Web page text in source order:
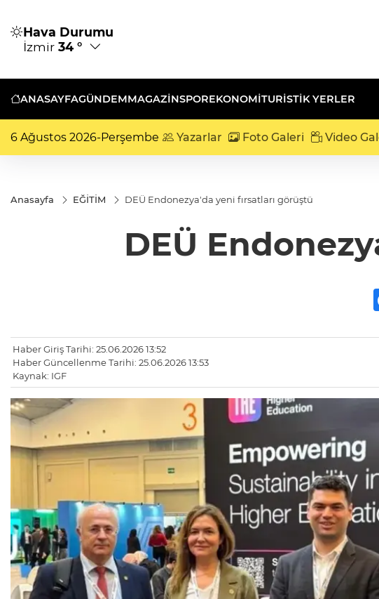
Hava Durumu
İzmir 34 °
ANASAYFAGÜNDEMMAGAZİNSPOREKONOMİTURISTIK YERLER
6 Ağustos 2026-Perşembe Yazarlar Foto Galeri Video
Anasayfa EĞİTİM DEÜ Endonezya'da yeni fırsatları görüştü
DEÜ
Haber Giriş Tarihi: 25.06.2026 13:52
Haber Güncellenme Tarihi: 25.06.2026 13:53
Kaynak: IGF